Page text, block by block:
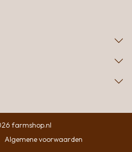
farmshop.nl
Algemene voorwaarden